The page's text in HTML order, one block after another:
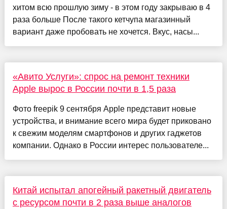
хитом всю прошлую зиму - в этом году закрываю в 4
раза больше После такого кетчупа магазинный
вариант даже пробовать не хочется. Вкус, насы...
«Авито Услуги»: спрос на ремонт техники
Apple вырос в России почти в 1,5 раза
Фото freepik 9 сентября Apple представит новые
устройства, и внимание всего мира будет приковано
к свежим моделям смартфонов и других гаджетов
компании. Однако в России интерес пользователе...
Китай испытал апогейный ракетный двигатель
с ресурсом почти в 2 раза выше аналогов